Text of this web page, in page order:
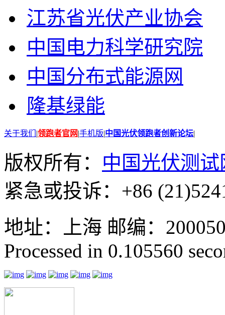
江苏省光伏产业协会
中国电力科学研究院
中国分布式能源网
隆基绿能
关于我们 |领跑者官网|手机版|中国光伏领跑者创新论坛|
版权所有： 中国光伏测试
紧急或投诉：+86
地址：上海 邮编：
Processed in 0.105560